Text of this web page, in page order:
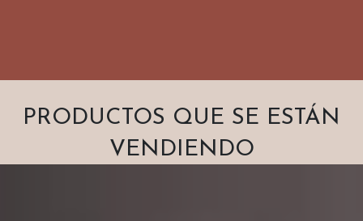
PRODUCTOS QUE SE ESTÁN
VENDIENDO